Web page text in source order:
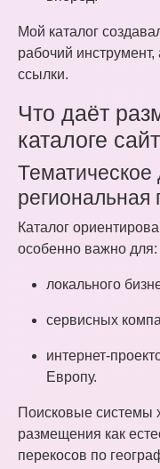
Мой каталог
рабочий
ссылки.
Что даёт
каталоге
Тематическое
региональная
Каталог
особенно важно для:
локального
сервисных
интернет-
Европу.
Поисковые системы
размещения как
перекосов по